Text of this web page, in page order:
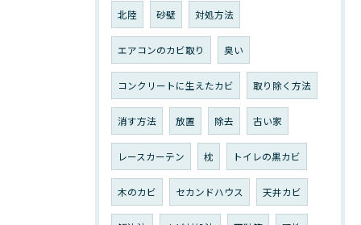
北陸 砂壁 対処方法
エアコンのカビ取り 臭い
コンクリートに生えたカビ 取り除く方法
消す方法 放置 除去 古い家
レースカーテン 枕 トイレの黒カビ
木のカビ セカンドハウス 天井カビ